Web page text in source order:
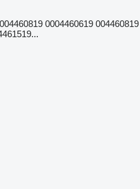
0004460619 004460819